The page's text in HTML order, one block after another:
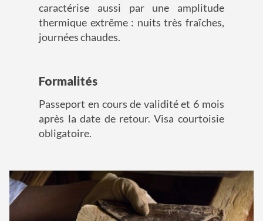
caractérise aussi par une amplitude
thermique extrême : nuits très fraîches,
journées chaudes.
Formalités
Passeport en cours de validité et 6 mois
après la date de retour. Visa courtoisie
obligatoire.